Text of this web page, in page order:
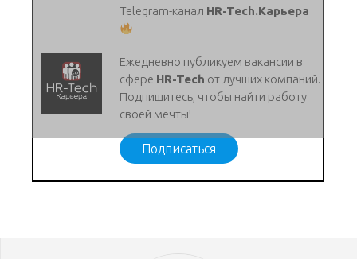
Telegram-канал HR-Tech.Карьера
Ежедневно публикуем вакансии в
сфере HR-Tech от лучших компаний.
Подпишитесь, чтобы найти работу
своей мечты!
Подписаться